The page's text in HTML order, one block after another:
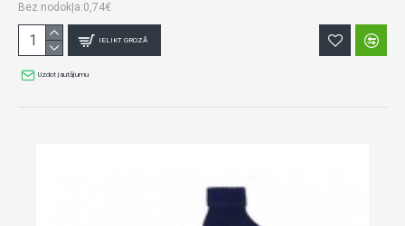
Bez nodokļa:0,74€
IELIKT GROZĀ
Uzdot jautājumu